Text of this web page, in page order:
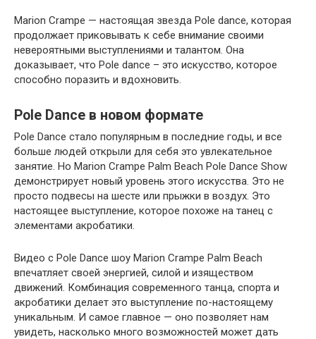
Marion Crampe — настоящая звезда Pole dance, которая
продолжает приковывать к себе внимание своими
невероятными выступлениями и талантом. Она
доказывает, что Pole dance – это искусство, которое
способно поразить и вдохновить.
Pole Dance в новом формате
Pole Dance стало популярным в последние годы, и все
больше людей открыли для себя это увлекательное
занятие. Но Marion Crampe Palm Beach Pole Dance Show
демонстрирует новый уровень этого искусства. Это не
просто подвесы на шесте или прыжки в воздух. Это
настоящее выступление, которое похоже на танец с
элементами акробатики.
Видео с Pole Dance шоу Marion Crampe Palm Beach
впечатляет своей энергией, силой и изяществом
движений. Комбинация современного танца, спорта и
акробатики делает это выступление по-настоящему
уникальным. И самое главное — оно позволяет нам
увидеть, насколько много возможностей может дать